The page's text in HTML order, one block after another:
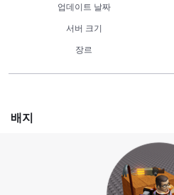
업데이트 날짜
서버 크기
장르
배지